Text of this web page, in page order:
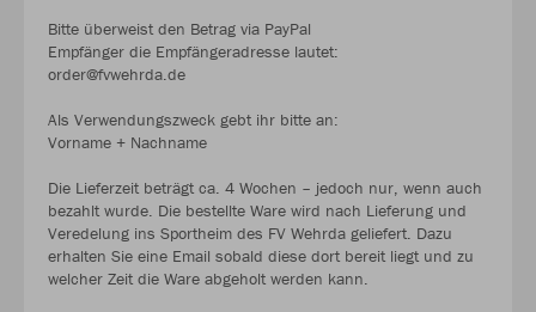
Bitte überweist den Betrag via PayPal
Empfänger die Empfängeradresse lautet:
order@fvwehrda.de
Als Verwendungszweck gebt ihr bitte an:
Vorname + Nachname
Die Lieferzeit beträgt ca. 4 Wochen – jedoch nur, wenn auch
bezahlt wurde. Die bestellte Ware wird nach Lieferung und
Veredelung ins Sportheim des FV Wehrda geliefert. Dazu
erhalten Sie eine Email sobald diese dort bereit liegt und zu
welcher Zeit die Ware abgeholt werden kann.